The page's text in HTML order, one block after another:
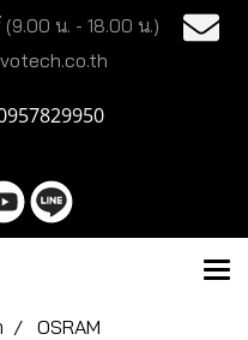
(9.00 น. - 18.00 น.)
OSRAM